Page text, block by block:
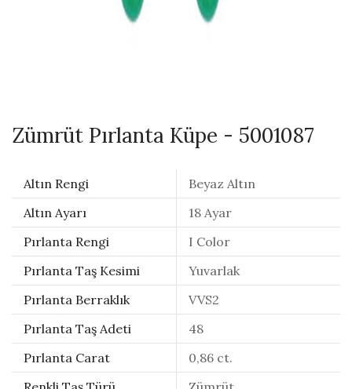
Zümrüt Pırlanta Küpe - 5001087
Altın Rengi
Beyaz Altın
Altın Ayarı
18 Ayar
Pırlanta Rengi
I Color
Pırlanta Taş Kesimi
Yuvarlak
Pırlanta Berraklık
VVS2
Pırlanta Taş Adeti
48
Pırlanta Carat
0,86 ct.